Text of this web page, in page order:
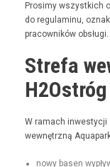
Prosimy wszys­t­kich
do reg­u­laminu,
pra­cown­ików obsługi.
Strefa
H2Ostróg
W ramach inwest­y­cji
wewnętrzną
nowy basen